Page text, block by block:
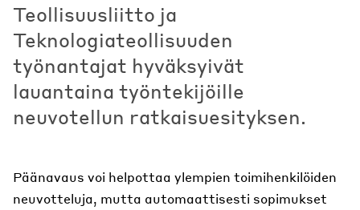
Teollisuusliitto ja
Teknologiateollisuuden
työnantajat hyväksyivät
lauantaina työntekijöille
neuvotellun ratkaisuesityksen.
Päänavaus voi helpottaa ylempien toimihenkilöiden
neuvotteluja, mutta automaattisesti sopimukset